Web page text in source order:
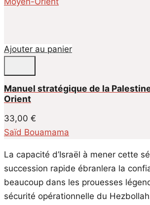
Ajouter au panier
Manuel stratégique de la
Orient
33,00 €
Saïd Bouamama
La capacité d’Israël à mener cette
succession rapide ébranlera la
beaucoup dans les prouesses
sécurité opérationnelle du